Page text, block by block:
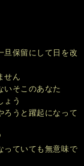
旦保留にして日を改
せん
いそこのあなた
ょう
ろうと躍起になって
っていても無意味で